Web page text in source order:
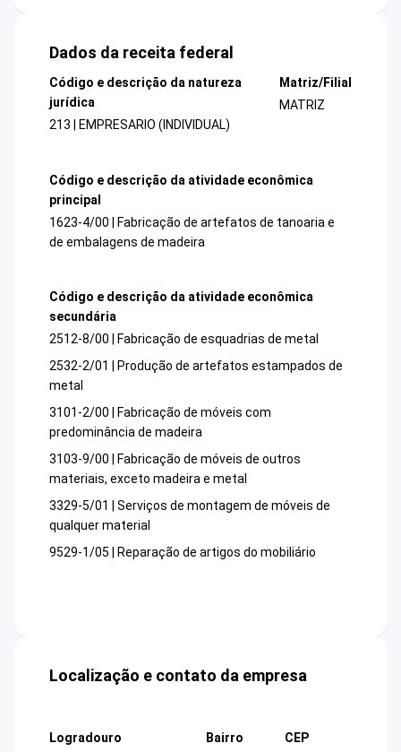
Dados da receita federal
Código e descrição da natureza
jurídica
213 | EMPRESARIO (INDIVIDUAL)
Matriz/Filial
MATRIZ
Código e descrição da atividade econômica
principal
1623-4/00 | Fabricação de artefatos de tanoaria e
de embalagens de madeira
Código e descrição da atividade econômica
secundária
2512-8/00 | Fabricação de esquadrias de metal
2532-2/01 | Produção de artefatos estampados de
metal
3101-2/00 | Fabricação de móveis com
predominância de madeira
3103-9/00 | Fabricação de móveis de outros
materiais, exceto madeira e metal
3329-5/01 | Serviços de montagem de móveis de
qualquer material
9529-1/05 | Reparação de artigos do mobiliário
Localização e contato da empresa
Logradouro
Bairro
CEP